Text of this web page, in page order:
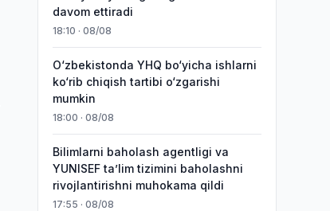
davom ettiradi
18:10 · 08/08
O‘zbekistonda YHQ bo‘yicha ishlarni
ko‘rib chiqish tartibi o‘zgarishi
mumkin
18:00 · 08/08
Bilimlarni baholash agentligi va
YUNISEF taʼlim tizimini baholashni
rivojlantirishni muhokama qildi
17:55 · 08/08